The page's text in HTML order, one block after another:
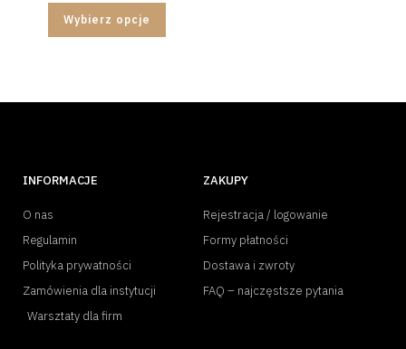
Wybierz opcje
INFORMACJE
O nas
Regulamin
Polityka prywatności
Zamówienia dla instytucji
Warsztaty dla firm
ZAKUPY
Rejestracja / logowanie
Formy płatności
Dostawa i zwroty
FAQ – najczęstsze pytania